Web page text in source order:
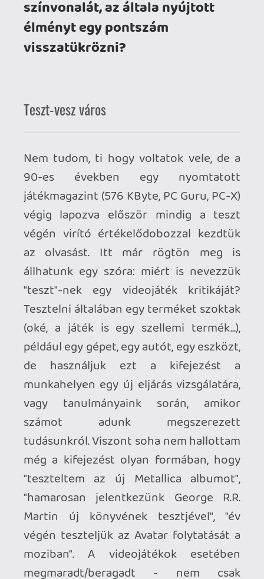
Nem tudom, ti hogy voltatok vele, de a
90-es években egy nyomtatott
játékmagazint (576 KByte, PC Guru, PC-X)
állhatunk egy szóra: miért is nevezzük
(oké, a játék is egy szellemi termék...),
például egy gépet, egy autót, egy eszközt,
de használjuk ezt a kifejezést a
munkahelyen egy új eljárás vizsgálatára,
vagy tanulmányaink során, amikor
számot adunk megszerezett
tudásunkról. Viszont soha nem hallottam
még a kifejezést olyan formában, hogy
"teszteltem az új Metallica albumot",
"hamarosan jelentkezünk George R.R.
Martin új könyvének tesztjével", "év
végén teszteljük az Avatar folytatását a
moziban". A videojátékok esetében
megmaradt/beragadt - nem csak
Magyarországon, hanem
Németországban is - a köznyelvben a
"teszt" szó, holott a médium akkora
változáson ment keresztül az évtizedek
alatt, hogy összetettségében sok
esetben meg is haladja a fentebb
említetteket, jó esetben egyesíti
magában az összeset, vagy legalábbis
egyenrangú velük. Fogalmam sincs
honnan és mikor terjedt el ez a kifejezés,
de arra tippelnék, hogy a
számítástechnika hajnalán "tesztelték" a
különféle programokat, szoftvereket,
keresték a hibákat bennük, majd a
felhasználói visszajelzések nyomán
javították, bővítették azokat.